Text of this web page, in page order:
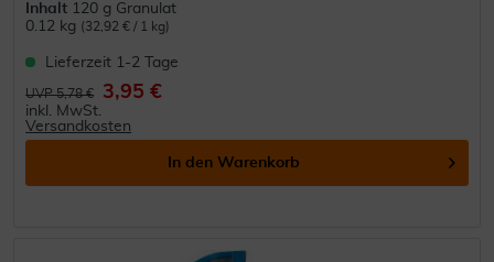
Inhalt 120 g Granulat
0.12 kg (32,92 € / 1 kg)
Lieferzeit 1-2 Tage
UVP 5,78 € 3,95 €
inkl. MwSt.
Versandkosten
In den Warenkorb